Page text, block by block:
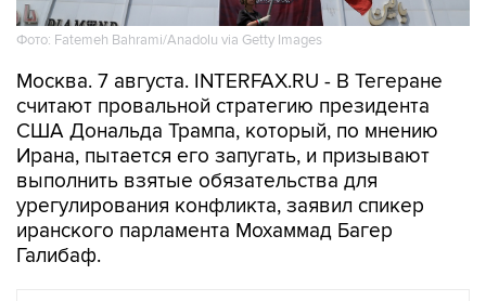
Фото: Fatemeh Bahrami/Anadolu via Getty Images
Москва. 7 августа. INTERFAX.RU - В Тегеране
считают провальной стратегию президента
США Дональда Трампа, который, по мнению
Ирана, пытается его запугать, и призывают
выполнить взятые обязательства для
урегулирования конфликта, заявил спикер
иранского парламента Мохаммад Багер
Галибаф.